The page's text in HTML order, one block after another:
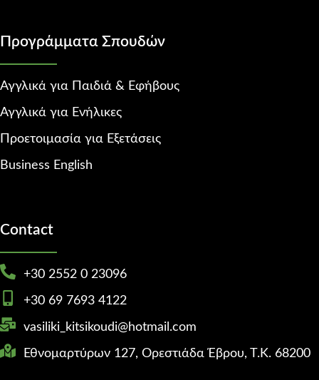
Προγράμματα Σπουδών
Αγγλικά για Παιδιά & Εφήβους
Αγγλικά για Ενήλικες
Προετοιμασία για Εξετάσεις
Business English
Contact
+30 2552 0 23096
+30 69 7693 4122
vasiliki_kitsikoudi@hotmail.com
Εθνομαρτύρων 127, Ορεστιάδα Έβρου, Τ.Κ. 68200